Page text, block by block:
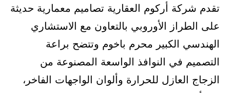
تقدم شركة أركوم العقارية تصاميم معمارية حديثة
على الطراز الأوروبي بالتعاون مع الاستشاري
الهندسي الكبير محرم باخوم وتتضح براعة
التصميم في النوافذ الواسعة المصنوعة من
الزجاج العازل للحرارة وألوان الواجهات الفاخر،